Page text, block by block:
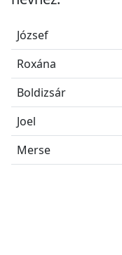
József
Roxána
Boldizsár
Joel
Merse